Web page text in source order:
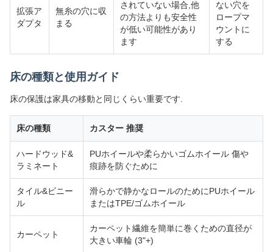
拡張ア
ダプタ
無糸の穴に収
まる
されていない場合,他
の方法よりも安全性
が低い可能性があり
ます
ない穴を
ロープマ
ウントに
する
床の種類と使用ガイド
床の保護は家具の移動と同じくらい重要です.
床の種類 カスター 推奨
ハードウッド&
ラミネート
PUホイールや柔らかいゴムホイール 傷や
痕跡を防ぐために
タイル&ビニー
ル
滑らかで静かなロールのためにPUホイール
またはTPE/ゴムホイール
カーペット
カーペット繊維を簡単に巻くための直径が
大きい車輪 (3"+)